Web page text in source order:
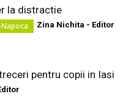
la distractie
Zina Nichita - Editor
pentru copii in Iasi